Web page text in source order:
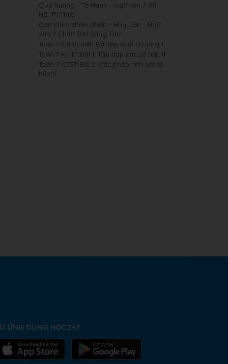
Quê hương - Tế Hanh - Ngữ văn 7 Kết
Nối Tri Thức
Con chim chiền chiện - Huy Cận - Ngữ
văn 7 Chân Trời Sáng Tạo
Toán 7 Cánh diều Bài tập cuối chương 1
Toán 7 KNTT Bài 1: Tập hợp các số hữu tỉ
Toán 7 CTST Bài 2: Các phép tính với số
hữu tỉ
ỨNG DỤNG HỌC247